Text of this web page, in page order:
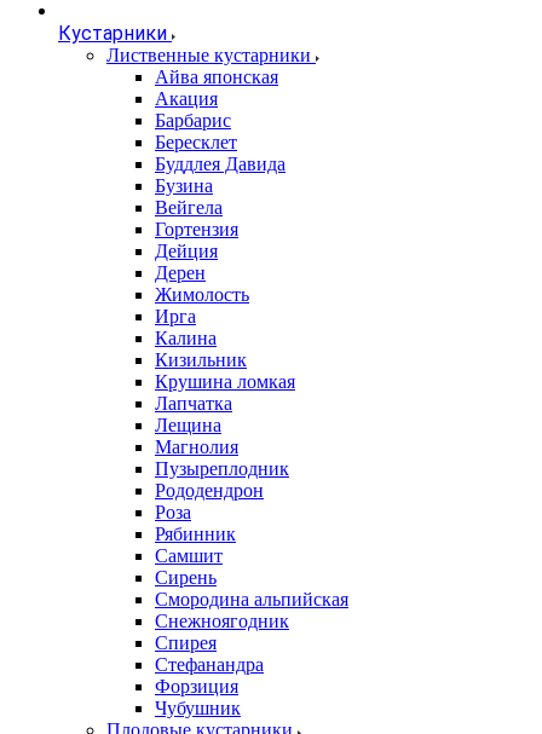
Кустарники
Лиственные кустарники
Айва японская
Акация
Барбарис
Бересклет
Буддлея Давида
Бузина
Вейгела
Гортензия
Дейция
Дерен
Жимолость
Ирга
Калина
Кизильник
Крушина ломкая
Лапчатка
Лещина
Магнолия
Пузыреплодник
Рододендрон
Роза
Рябинник
Самшит
Сирень
Смородина альпийская
Снежноягодник
Спирея
Стефанандра
Форзиция
Чубушник
Плодовые кустарники